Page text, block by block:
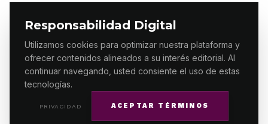
Responsabilidad Digital
Utilizamos cookies para optimizar nuestra plataforma y
ofrecer contenidos alineados a su interés editorial. Al
continuar navegando, usted consiente el uso de estas
tecnologías.
PRIVACIDAD ACEPTAR TÉRMINOS
© 2026 ES PRIMERA MX. ALGUNOS DERECHOS
RESERVADOS / DESIGNMAKING.MX